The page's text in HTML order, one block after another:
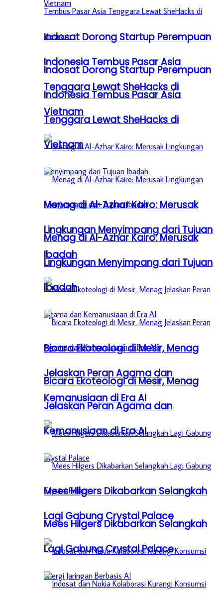
Indosat Dorong Startup Perempuan
Indonesia Tembus Pasar Asia
Tenggara Lewat SheHacks di
Vietnam
Menag di Al-Azhar Kairo: Merusak
Lingkungan Menyimpang dari Tujuan
Ibadah
Bicara Ekoteologi di Mesir, Menag
Jelaskan Peran Agama dan
Kemanusiaan di Era AI
Mees Hilgers Dikabarkan Selangkah
Lagi Gabung Crystal Palace
Indosat Dorong Startup Perempuan
Indonesia Tembus Pasar Asia
Tenggara Lewat SheHacks di
Vietnam
Menag di Al-Azhar Kairo: Merusak
Lingkungan Menyimpang dari Tujuan
Ibadah
Bicara Ekoteologi di Mesir, Menag
Jelaskan Peran Agama dan
Kemanusiaan di Era AI
Mees Hilgers Dikabarkan Selangkah
Lagi Gabung Crystal Palace